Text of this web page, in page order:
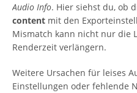
Audio Info. Hier siehst du, ob
content mit den
Mismatch kann nicht nur die
Renderzeit verlängern.
Weitere Ursachen für leises
Einstellungen oder fehlende